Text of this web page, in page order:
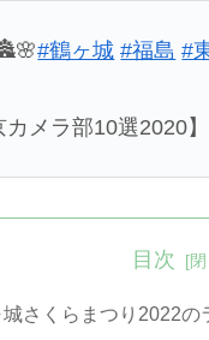
#鶴ヶ城 #福島 #
メラ部10選2020
目次
さくらまつり2022の